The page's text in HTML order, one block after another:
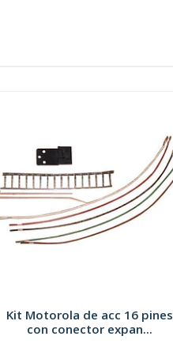
Kit Motorola de acc 16 pines
con conector expan...